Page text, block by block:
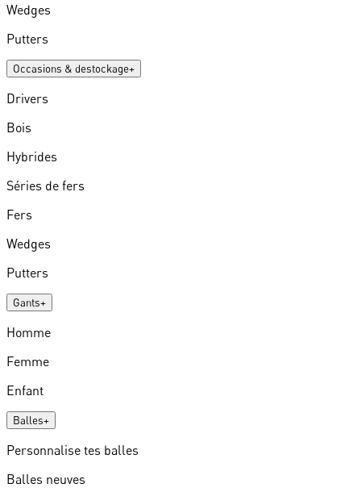
Wedges
Putters
Occasions & destockage+
Drivers
Bois
Hybrides
Séries de fers
Fers
Wedges
Putters
Gants+
Homme
Femme
Enfant
Balles+
Personnalise tes balles
Balles neuves